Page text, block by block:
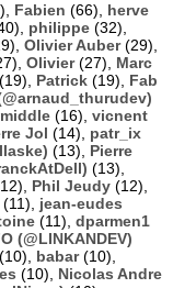
Fabien (66), herve
philippe (32),
Olivier Auber(29),
Olivier(27), Marc
(19), Patrick (19), Fab
(16), vicnent
Jol (14), patr_ix
(13), Pierre
(13),
Phil Jeudy (12),
(11), jean-eudes
(11), dparmen1
(@LINKANDEV)
(10), babar(10),
(10), Nicolas Andre